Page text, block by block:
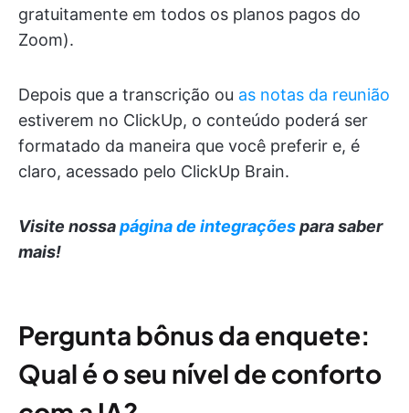
gratuitamente em todos os planos pagos do
Zoom).
Depois que a transcrição ou as notas da reunião
estiverem no ClickUp, o conteúdo poderá ser
formatado da maneira que você preferir e, é
claro, acessado pelo ClickUp Brain.
Visite nossapágina de integraçõespara saber
mais!
Pergunta bônus da enquete:
Qual é o seu nível de conforto